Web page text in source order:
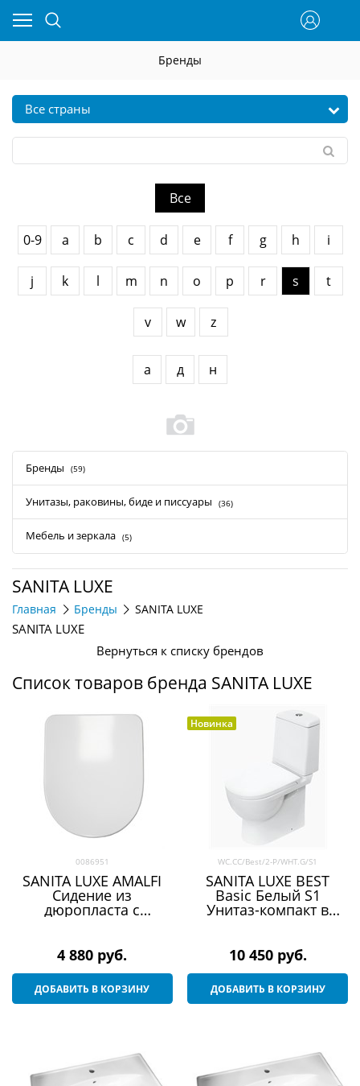
Бренды
Все
0-9 a b c d e f g h i
j k l m n o p r s t
v w z
а д н
Бренды (59)
Унитазы, раковины, биде и писсуары (36)
Мебель и зеркала (5)
SANITA LUXE
Главная Бренды SANITA LUXE
SANITA LUXE
Вернуться к списку брендов
Список товаров бренда SANITA LUXE
0086951
SANITA LUXE AMALFI
Сидение из
дюропласта с
4 880 руб.
ДОБАВИТЬ В КОРЗИНУ
Новинка
WC.CC/Best/2-P/WHT.G/S1
SANITA LUXE BEST
Basic Белый S1
Унитаз-компакт в
10 450 руб.
ДОБАВИТЬ В КОРЗИНУ